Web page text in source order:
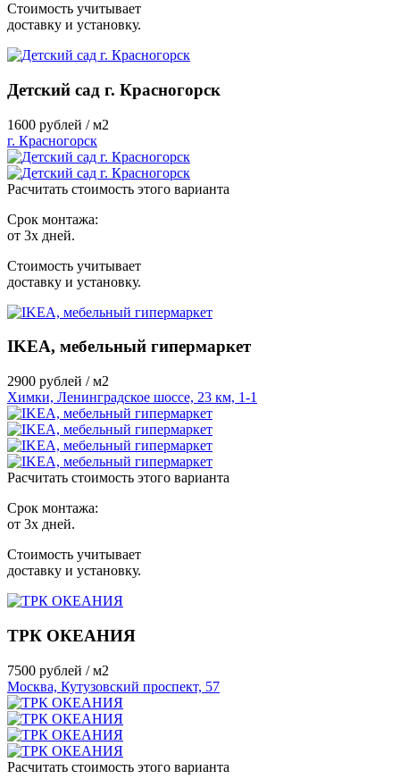
Стоимость учитывает
доставку и установку.
Детский сад г. Красногорск
1600 рублей / м2
г. Красногорск
Расчитать стоимость этого варианта
Срок монтажа:
от 3х дней.
Стоимость учитывает
доставку и установку.
IKEA, мебельный гипермаркет
2900 рублей / м2
Химки, Ленинградское шоссе, 23 км, 1-1
Расчитать стоимость этого варианта
Срок монтажа:
от 3х дней.
Стоимость учитывает
доставку и установку.
ТРК ОКЕАНИЯ
7500 рублей / м2
Москва, Кутузовский проспект, 57
Расчитать стоимость этого варианта